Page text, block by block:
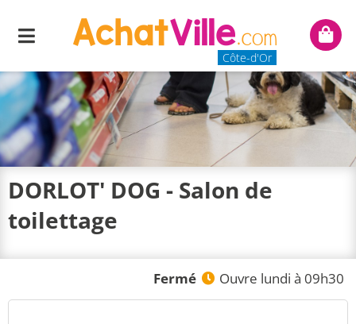
Menu
Côte-d'Or
Mon
DORLOT' DOG - Salon de
toilettage
Fermé Ouvre lundi à 09h30